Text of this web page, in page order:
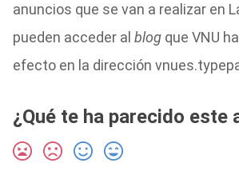
anuncios que se van a realizar en
pueden acceder al blogque VNU
efecto en la dirección
¿Qué te ha parecido este